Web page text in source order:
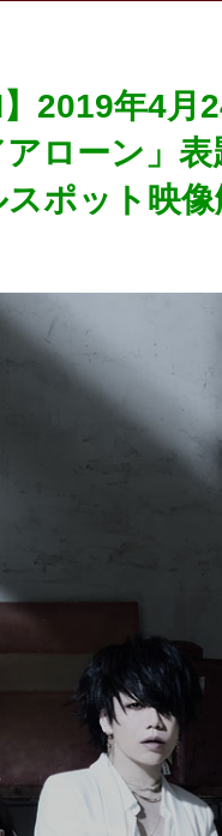
】2019年4月
ローン」
ポット映像